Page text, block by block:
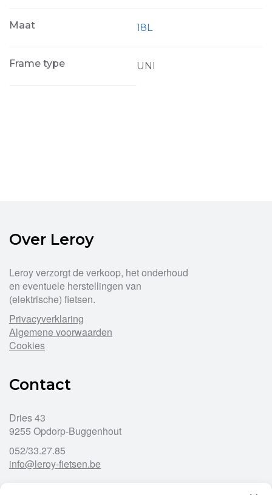
Maat 18L
Frame type UNI
Over Leroy
Leroy verzorgt de verkoop, het onderhoud
en eventuele herstellingen van
(elektrische) fietsen.
Privacyverklaring
Algemene voorwaarden
Cookies
Contact
Dries 43
9255 Opdorp-Buggenhout
052/33.27.85
info@leroy-fietsen.be